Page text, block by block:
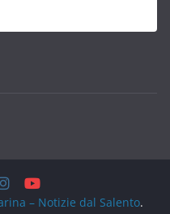
– Notizie dal Salento.